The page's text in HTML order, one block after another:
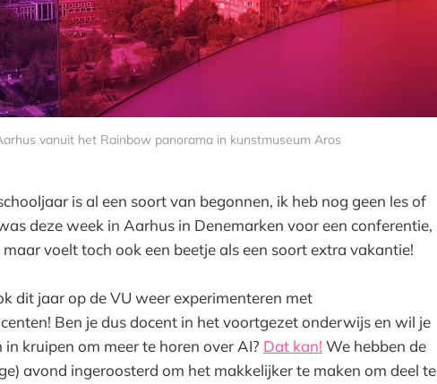
vanuit het Rainbow panorama in kunstmuseum Aros
is al een soort van begonnen, ik heb nog geen les of
deze week in Aarhus in Denemarken voor een conferentie,
voelt toch ook een beetje als een soort extra vakantie!
dit jaar op de VU weer experimenteren met
Ben je dus docent in het voortgezet onderwijs en wil je
kruipen om meer te horen over AI? Dat kan! We hebben de
avond ingeroosterd om het makkelijker te maken om deel te